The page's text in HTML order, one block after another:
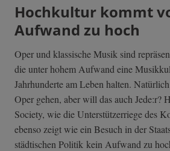
Hochkultur kommt
Aufwand zu hoch
Oper und klassische Musik sind
die unter hohem Aufwand eine
Jahrhunderte am Leben halten.
Oper gehen, aber will das auch Jede:r?
Society, wie die Unterstützerriege des
ebenso zeigt wie ein Besuch in der
städtischen Politik kein Aufwand zu